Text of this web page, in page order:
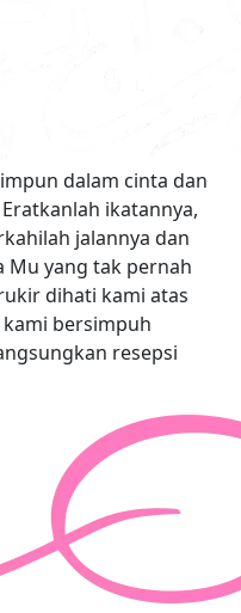
dalam cinta dan
ikatannya,
jalannya dan
Mu yang tak pernah
dihati kami atas
kami bersimpuh
resepsi